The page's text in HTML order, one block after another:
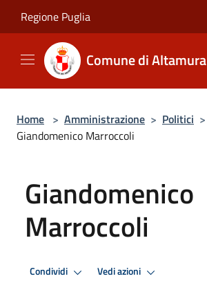
Regione Puglia
Comune di Altamura
Home > Amministrazione > Politici >
Giandomenico Marroccoli
Giandomenico
Marroccoli
Condividi Vedi azioni